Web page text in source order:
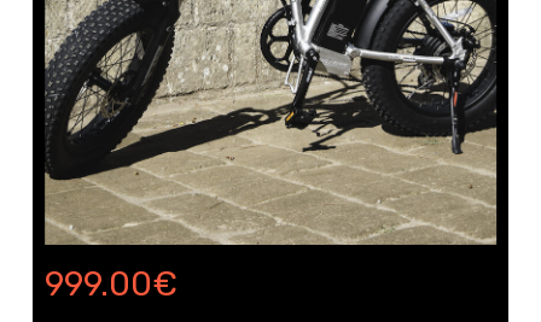
999.00€